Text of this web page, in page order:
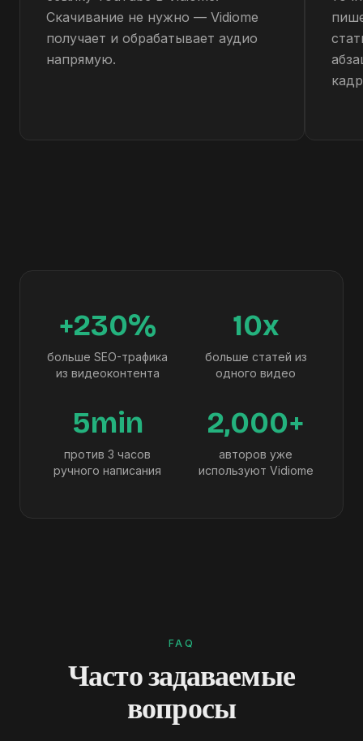
Скачивание не нужно — Vidiome
получает и обрабатывает аудио
напрямую.
+230%
больше SEO-трафика
из видеоконтента
10x
больше статей из
одного видео
5min
против 3 часов
ручного написания
2,000+
авторов уже
используют Vidiome
FAQ
Часто задаваемые
вопросы